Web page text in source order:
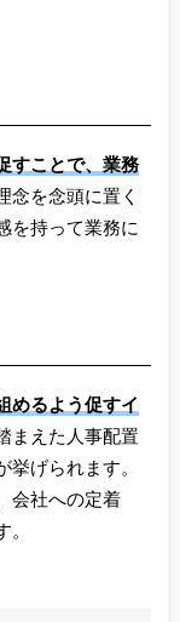
すことで、業務
念を念頭に置く
を持って業務に
めるよう促すイ
まえた人事配置
げられます。
会社への定着